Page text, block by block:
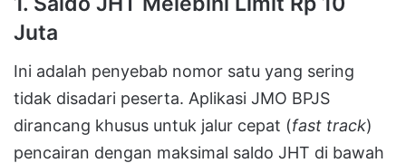
Juta
Ini adalah penyebab nomor satu yang sering
tidak disadari peserta. Aplikasi JMO BPJS
dirancang khusus untuk jalur cepat (fast track)
pencairan dengan maksimal saldo JHT di bawah